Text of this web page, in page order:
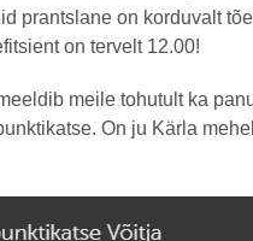
prantslane on korduvalt
on tervelt 12.00!
meile tohutult ka
On ju Kärla